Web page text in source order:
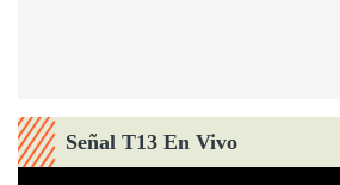
Señal T13 En Vivo